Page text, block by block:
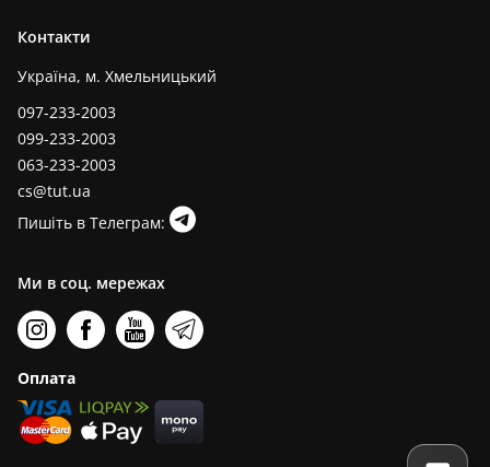
Контакти
Україна, м. Хмельницький
097-233-2003
099-233-2003
063-233-2003
cs@tut.ua
Пишіть в Телеграм:
Ми в соц. мережах
Оплата